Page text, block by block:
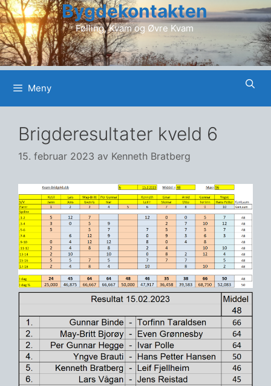
Hopp
til
innhold
Bygdekontakten
Følling, Kvam og Øvre Kvam
Meny
Brigderesultater kveld 6
15. februar 2023 av Kenneth Bratberg